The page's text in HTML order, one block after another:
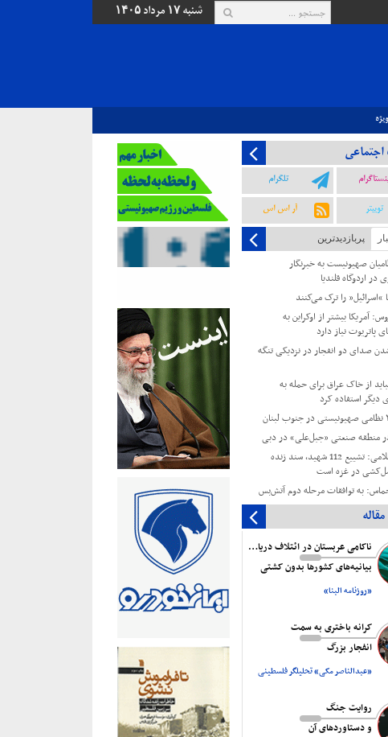
شنبه ۱۷ مرداد ۱۴۰۵
تلگرام
توییتر آر اس اس
پربازدیدترین
صهیونیست به خبرنگار
اردوگاه قلندیا
“اسرائیل” را ترک می‌کنند
آمریکا بیشتر از اوکراین به
پاتریوت نیاز دارد
صدای دو انفجار در نزدیکی تنگه
از خاک عراق برای حمله به
دیگر استفاده کرد
منطقه صنعتی «جبل‌علی» در دبی
جهاد اسلامی: تشییع 112 شهید، سند زنده
در غزه است
به توافقات مرحله دوم آتش‌بس
سازمان ملل: ۲۲ میلیون یمنی به کمک نیاز
رئیسه مجلس خبرگان از مواضع
مقام معظم رهبری
کمیته حمایت از انقلاب اسلامی مردم
ناکامی عربستان در ائتلاف دریایی
بیانیه‌های کشورها بدون کشتی
«روزنامه البنا»
کرانه باختری به سمت
انفجار بزرگ
«عبدالناصر مکی» تحلیلگر فلسطینی
روایت جنگ
و دستاورد‌های آن